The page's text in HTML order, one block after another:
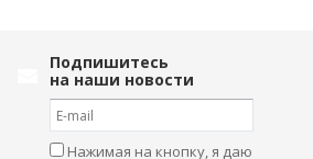
Подпишитесь
на наши новости
Нажимая на кнопку, я даю